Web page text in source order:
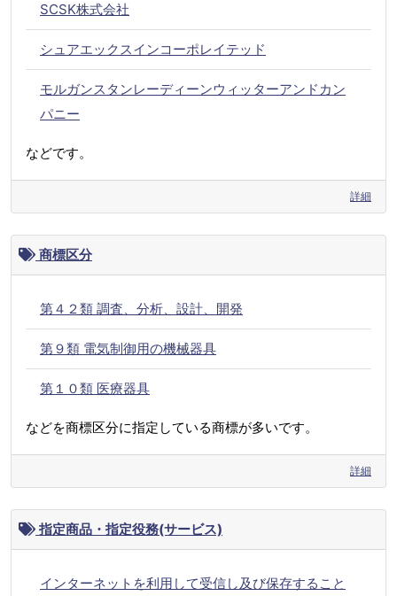
SCSK株式会社
シュアエックスインコーポレイテッド
モルガンスタンレーディーンウィッターアンドカン
パニー
などです。
詳細
商標区分
第４２類 調査、分析、設計、開発
第９類 電気制御用の機械器具
第１０類 医療器具
などを商標区分に指定している商標が多いです。
詳細
指定商品・指定役務(サービス)
インターネットを利用して受信し及び保存すること